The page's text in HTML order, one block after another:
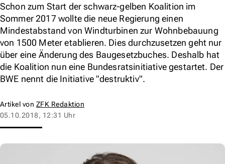
Schon zum Start der schwarz-gelben Koalition im
Sommer 2017 wollte die neue Regierung einen
Mindestabstand von Windturbinen zur Wohnbebauung
von 1500 Meter etablieren. Dies durchzusetzen geht nur
über eine Änderung des Baugesetzbuches. Deshalb hat
die Koalition nun eine Bundesratsinitiative gestartet. Der
BWE nennt die Initiative "destruktiv".
Artikel von ZFK Redaktion
05.10.2018, 12:31 Uhr